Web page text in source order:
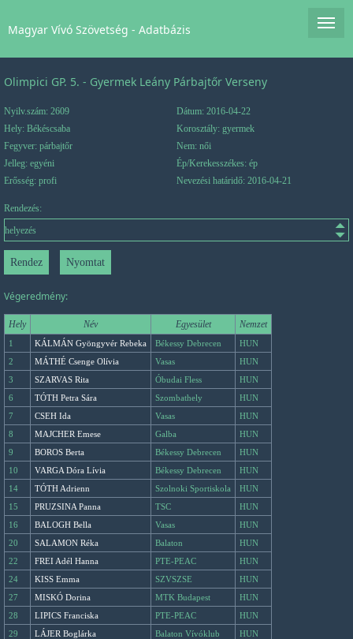
Magyar Vívó Szövetség - Adatbázis
Olimpici GP. 5. - Gyermek Leány Párbajtőr Verseny
Nyilv.szám: 2609
Dátum: 2016-04-22
Hely: Békéscsaba
Korosztály: gyermek
Fegyver: párbajtőr
Nem: női
Jelleg: egyéni
Ép/Kerekesszékes: ép
Erősség: profi
Nevezési határidő: 2016-04-21
Rendezés:
Végeredmény:
Hely Név Egyesület Nemzet
1 KÁLMÁN Gyöngyvér Rebeka Békessy Debrecen
HUN
2
MÁTHÉ Csenge Olívia Vasas
HUN
3
SZARVAS Rita Óbudai Fless
HUN
6
TÓTH Petra Sára Szombathely
HUN
7
CSEH Ida Vasas
HUN
8
MAJCHER Emese Galba
HUN
9
BOROS Berta Békessy Debrecen
HUN
10
VARGA Dóra Lívia Békessy Debrecen
HUN
14
TÓTH Adrienn Szolnoki Sportiskola
HUN
15
PRUZSINA Panna TSC
HUN
16
BALOGH Bella Vasas
HUN
20
SALAMON Réka Balaton
HUN
22
FREI Adél Hanna PTE-PEAC
HUN
24
KISS Emma SZVSZSE
HUN
27
MISKÓ Dorina MTK Budapest
HUN
28
LIPICS Franciska PTE-PEAC
HUN
29
LÁJER Boglárka Balaton Vívóklub
HUN